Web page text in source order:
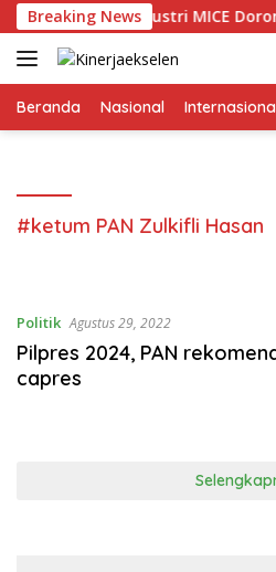
Langsung
ke
konten
Breaking NewsIndustri MICE Dorong
Beranda Nasional
#ketum PAN Zulkifli Hasan
Politik Agustus 29, 2022
Pilpres 2024, PAN
capres